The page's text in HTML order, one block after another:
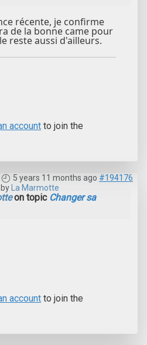
récente, je confirme
de la bonne came pour
reste aussi d'ailleurs.
account to join the
5 years 11 months ago #194176
by La Marmotte
on topic Changer sa
account to join the